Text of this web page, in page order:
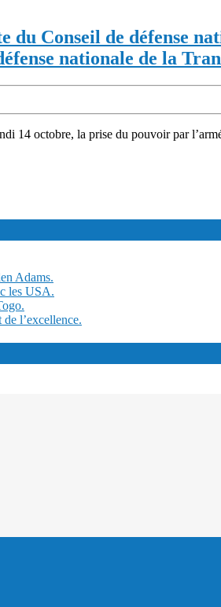
Conseil de défense
nationale de la
14 octobre, la prise du pouvoir par
Adams.
les USA.
l’excellence.